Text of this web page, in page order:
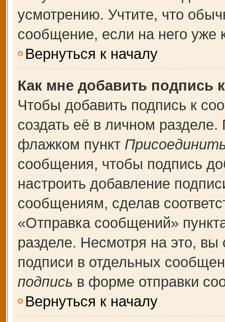
усмотрению. Учтите, что
сообщение, если на него уже
Вернуться к началу
Как мне добавить подпись
Чтобы добавить подпись к
создать её в личном
флажком пункт
сообщения, чтобы подпись
настроить добавление
сообщениям, сделав
«Отправка сообщений»
разделе. Несмотря на это,
подписи в отдельных
подпись в форме отправки
Вернуться к началу